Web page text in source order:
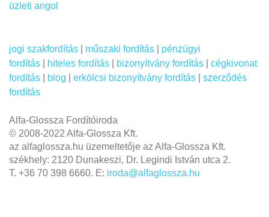
üzleti angol
jogi szakfordítás műszaki fordítás
pénzügyi
fordítás
hiteles fordítás bizonyítvány fordítás
cégkivonat
fordítás
blog erkölcsi bizonyítvány fordítás
szerződés
fordítás
Alfa-Glossza Fordítóiroda
© 2008-2022 Alfa-Glossza Kft.
az alfaglossza.hu üzemeltetője az Alfa-Glossza Kft.
székhely: 2120 Dunakeszi, Dr. Legindi István utca 2.
T. +36 70 398 6660. E: iroda@alfaglossza.hu